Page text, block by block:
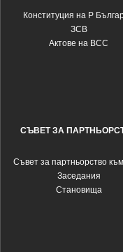
Конституция на Р
ЗСВ
Актове на ВСС
СЪВЕТ ЗА
Съвет за партньорство
Заседания
Становища